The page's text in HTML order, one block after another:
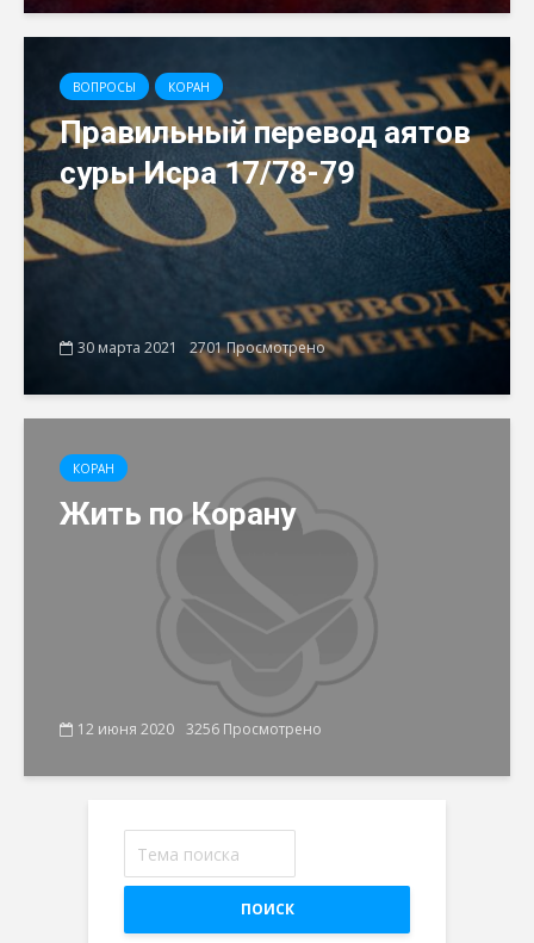
ВОПРОСЫ КОРАН
Правильный перевод аятов
суры Исра 17/78-79
30 марта 2021 2701 Просмотрено
КОРАН
Жить по Корану
12 июня 2020 3256 Просмотрено
ПОИСК